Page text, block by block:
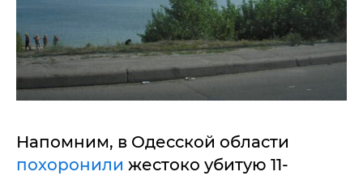
Напомним, в Одесской области
похоронили жестоко убитую 11-